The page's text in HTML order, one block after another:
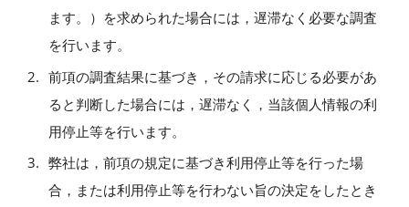
ます。）を求められた場合には，遅滞なく必要な調査
を行います。
前項の調査結果に基づき，その請求に応じる必要があ
ると判断した場合には，遅滞なく，当該個人情報の利
用停止等を行います。
弊社は，前項の規定に基づき利用停止等を行った場
合，または利用停止等を行わない旨の決定をしたとき